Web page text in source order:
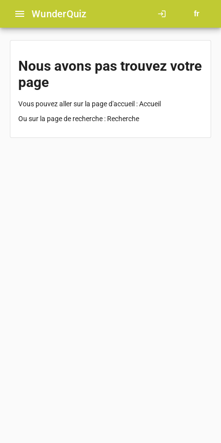
menu WunderQuiz login fr
Nous avons pas trouvez votre
page
Vous pouvez aller sur la page d'accueil :Accueil
Ou sur la page de recherche : Recherche